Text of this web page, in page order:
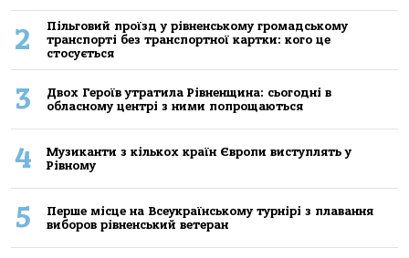
2
Пільговий проїзд у рівненському громадському
транспорті без транспортної картки: кого це
стосується
3
Двох Героїв утратила Рівненщина: сьогодні в
обласному центрі з ними попрощаються
4
Музиканти з кількох країн Європи виступлять у
Рівному
5
Перше місце на Всеукраїнському турнірі з плавання
виборов рівненський ветеран